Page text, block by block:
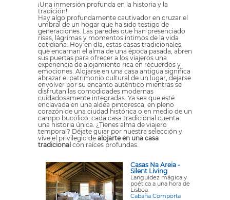
¡Una inmersión profunda en la historia y la
tradición!
Hay algo profundamente cautivador en cruzar el
umbral de un hogar que ha sido testigo de
generaciones. Las paredes que han presenciado
risas, lágrimas y momentos íntimos de la vida
cotidiana. Hoy en día, estas casas tradicionales,
que encarnan el alma de una época pasada, abren
sus puertas para ofrecer a los viajeros una
experiencia de alojamiento rica en recuerdos y
emociones. Alojarse en una casa antigua significa
abrazar el patrimonio cultural de un lugar, dejarse
envolver por su encanto auténtico mientras se
disfrutan las comodidades modernas
cuidadosamente integradas. Ya sea que esté
enclavada en una aldea pintoresca, en pleno
corazón de una ciudad histórica o en medio de un
campo bucólico, cada casa tradicional cuenta
una historia única. ¿Tienes alma de viajero
temporal? Déjate guiar por nuestra selección y
vive el privilegio de alojarte en una casa
tradicional con raíces profundas.
Casas Na Areia -
Silent Living
Languidez mágica y
poética a una hora de
Lisboa.
Cabaña Comporta